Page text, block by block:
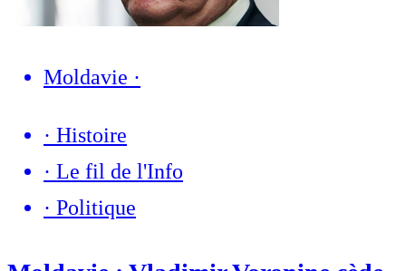
Moldavie ·
· Histoire
· Le fil de l'Info
· Politique